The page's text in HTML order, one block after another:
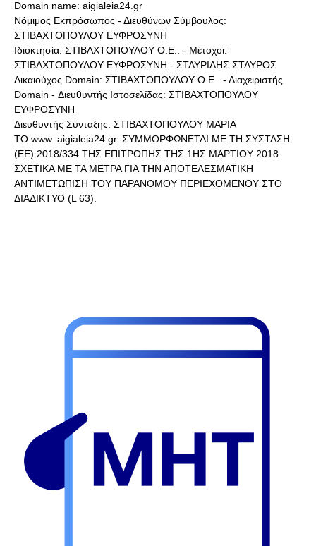
Domain name: aigialeia24.gr
Νόμιμος Εκπρόσωπος - Διευθύνων Σύμβουλος:
ΣΤΙΒΑΧΤΟΠΟΥΛΟΥ ΕΥΦΡΟΣΥΝΗ
Ιδιοκτησία: ΣΤΙΒΑΧΤΟΠΟΥΛΟΥ Ο.Ε.. - Μέτοχοι:
ΣΤΙΒΑΧΤΟΠΟΥΛΟΥ ΕΥΦΡΟΣΥΝΗ - ΣΤΑΥΡΙΔΗΣ ΣΤΑΥΡΟΣ
Δικαιούχος Domain: ΣΤΙΒΑΧΤΟΠΟΥΛΟΥ Ο.Ε.. - Διαχειριστής
Domain - Διευθυντής Ιστοσελίδας: ΣΤΙΒΑΧΤΟΠΟΥΛΟΥ
ΕΥΦΡΟΣΥΝΗ
Διευθυντής Σύνταξης: ΣΤΙΒΑΧΤΟΠΟΥΛΟΥ ΜΑΡΙΑ
ΤΟ www..aigialeia24.gr. ΣΥΜΜΟΡΦΩΝΕΤΑΙ ΜΕ ΤΗ ΣΥΣΤΑΣΗ
(ΕΕ) 2018/334 ΤΗΣ ΕΠΙΤΡΟΠΗΣ ΤΗΣ 1ΗΣ ΜΑΡΤΙΟΥ 2018
ΣΧΕΤΙΚΑ ΜΕ ΤΑ ΜΕΤΡΑ ΓΙΑ ΤΗΝ ΑΠΟΤΕΛΕΣΜΑΤΙΚΗ
ΑΝΤΙΜΕΤΩΠΙΣΗ ΤΟΥ ΠΑΡΑΝΟΜΟΥ ΠΕΡΙΕΧΟΜΕΝΟΥ ΣΤΟ
ΔΙΑΔΙΚΤΥΟ (L 63).